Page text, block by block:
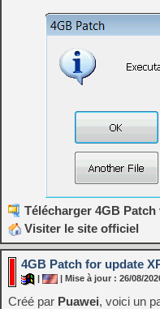
Télécharger 4GB Patch
Visiter le site officiel
4GB Patch for update
| | Mise à jour : 26/08/
Créé par Puawei, voici un